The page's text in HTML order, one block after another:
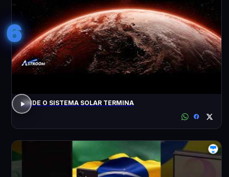
6
ONDE O SISTEMA SOLAR TERMINA